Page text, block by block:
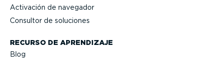
Activación de navegador
Consultor de soluciones
RECURSO DE APRENDIZAJE
Blog